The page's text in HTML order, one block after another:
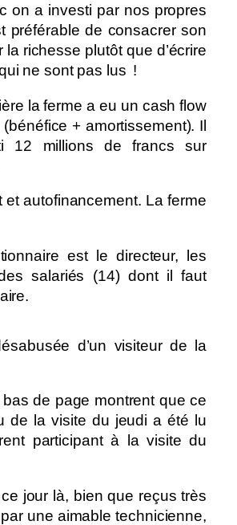
on a investi par nos propres
préférable de consacrer son
richesse plutôt que d’écrire
ne sont pas lus !
la ferme a eu un cash flow
+ amortissement). Il
12 millions de francs sur
et autofinancement. La ferme
est le directeur, les
salariés (14) dont il faut
d’un visiteur de la
de page montrent que ce
de la visite du jeudi a été lu
participant à la visite du
jour là, bien que reçus très
une aimable technicienne,